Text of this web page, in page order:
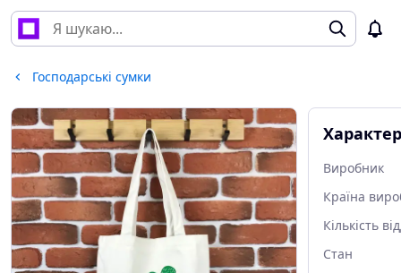
Господарські сумки
Виробник
Країна
Кількість
Стан